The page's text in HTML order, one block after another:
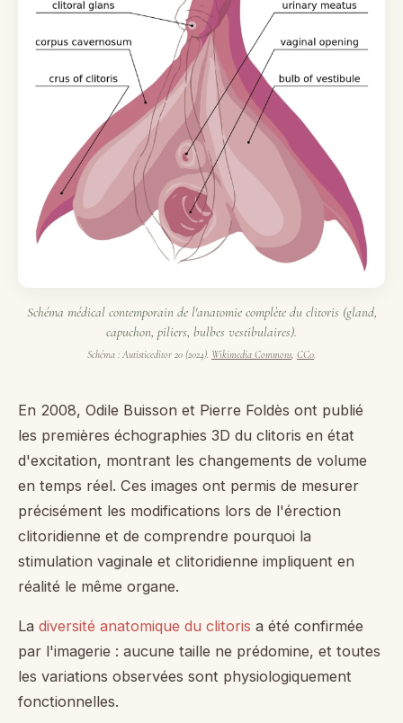
Schéma médical contemporain de l'anatomie complète du clitoris (gland,
capuchon, piliers, bulbes vestibulaires).
Schéma : Autisticeditor 20 (2024). Wikimedia Commons CC0
En 2008, Odile Buisson et Pierre Foldès ont publié
les premières échographies 3D du clitoris en état
d'excitation, montrant les changements de volume
en temps réel. Ces images ont permis de mesurer
précisément les modifications lors de l'érection
clitoridienne et de comprendre pourquoi la
stimulation vaginale et clitoridienne impliquent en
réalité le même organe.
La diversité anatomique du clitoris a été confirmée
par l'imagerie : aucune taille ne prédomine, et toutes
les variations observées sont physiologiquement
fonctionnelles.